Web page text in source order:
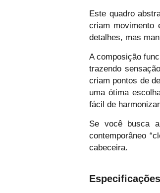
Este quadro
criam movimento
detalhes, mas
A composição
trazendo
criam pontos de
uma ótima
fácil de
Se você busca
contemporâneo
cabeceira.